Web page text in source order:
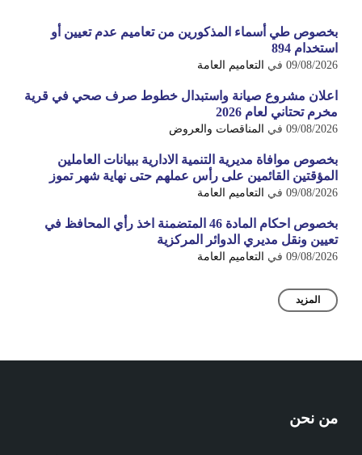
بخصوص طي أسماء المذكورين من تعاميم عدم تعيين أو
استخدام 894
09/08/2026 في التعاميم العامة
اعلان مشروع صيانة واستبدال خطوط صرف صحي في قرية
مخرم تحتاني لعام 2026
09/08/2026 في المناقصات والعروض
بخصوص موافاة مديرية التنمية الادارية ببيانات العاملين
المؤقتين القائمين على رأس عملهم حتى نهاية شهر تموز
09/08/2026 في التعاميم العامة
بخصوص احكام المادة 46 المتضمنة اخذ رأي المحافظ في
تعيين ونقل مديري الدوائر المركزية
09/08/2026 في التعاميم العامة
المزيد
من نحن